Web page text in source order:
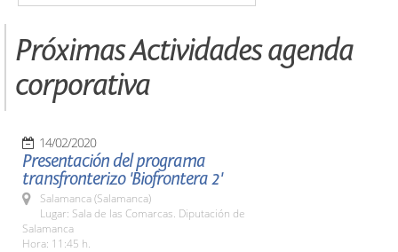
Próximas Actividades agenda
corporativa
14/02/2020
Presentación del programa
transfronterizo 'Biofrontera 2'
Salamanca (Salamanca)
Lugar: Sala de las Comarcas. Diputación de
Salamanca
Hora: 11:45 h.